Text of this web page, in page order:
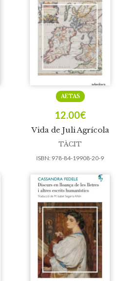
Vida de Juli Agrícola
AETAS
12.00€
TÀCIT
ISBN: 978-84-19908-20-9